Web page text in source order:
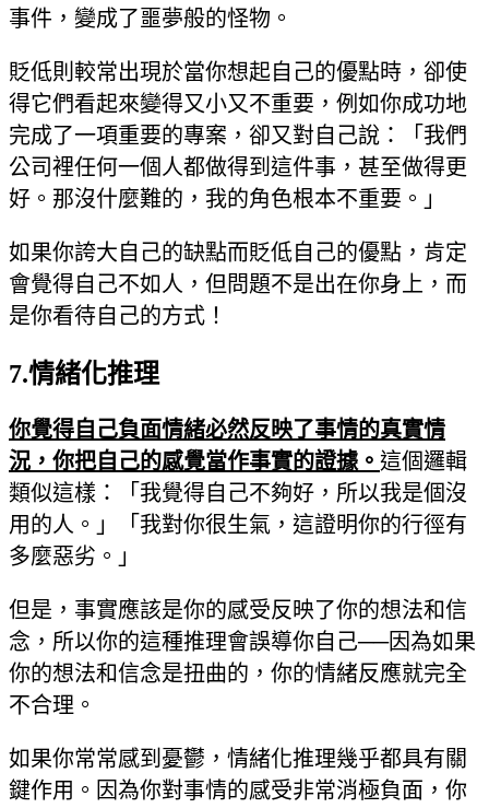
事件，變成了噩夢般的怪物。
貶低則較常出現於當你想起自己的優點時，卻使
得它們看起來變得又小又不重要，例如你成功地
完成了一項重要的專案，卻又對自己說：「我們
公司裡任何一個人都做得到這件事，甚至做得更
好。那沒什麼難的，我的角色根本不重要。」
如果你誇大自己的缺點而貶低自己的優點，肯定
會覺得自己不如人，但問題不是出在你身上，而
是你看待自己的方式！
7.情緒化推理
你覺得自己負面情緒必然反映了事情的真實情
況，你把自己的感覺當作事實的證據。 這個邏輯
類似這樣：「我覺得自己不夠好，所以我是個沒
用的人。」「我對你很生氣，這證明你的行徑有
多麼惡劣。」
但是，事實應該是你的感受反映了你的想法和信
念，所以你的這種推理會誤導你自己──因為如果
你的想法和信念是扭曲的，你的情緒反應就完全
不合理。
如果你常常感到憂鬱，情緒化推理幾乎都具有關
鍵作用。因為你對事情的感受非常消極負面，你